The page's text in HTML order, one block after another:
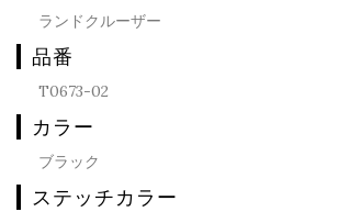
ランドクルーザー
品番
T0673-02
カラー
ブラック
ステッチカラー